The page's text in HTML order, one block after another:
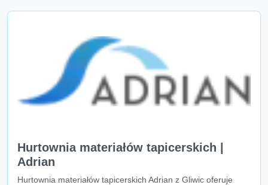
Hurtownia materiałów tapicerskich |
Adrian
Hurtownia materiałów tapicerskich Adrian z Gliwic oferuje